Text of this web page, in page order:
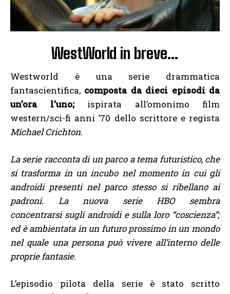
WestWorld in breve…
Westworld è una serie drammatica
fantascientifica, composta da dieci episodi da
un’ora l’uno;ispirata all’omonimo film
western/sci-fi anni ’70 dello scrittore e regista
Michael Crichton.
La serie racconta di un parco a tema futuristico, che
si trasforma in un incubo nel momento in cui gli
androidi presenti nel parco stesso si ribellano ai
padroni. La nuova serie HBO sembra
concentrarsi sugli androidi e sulla loro “coscienza”;
ed è ambientata in un futuro prossimo in un mondo
nel quale una persona può vivere all’interno delle
proprie fantasie.
L’episodio pilota della serie è stato scritto